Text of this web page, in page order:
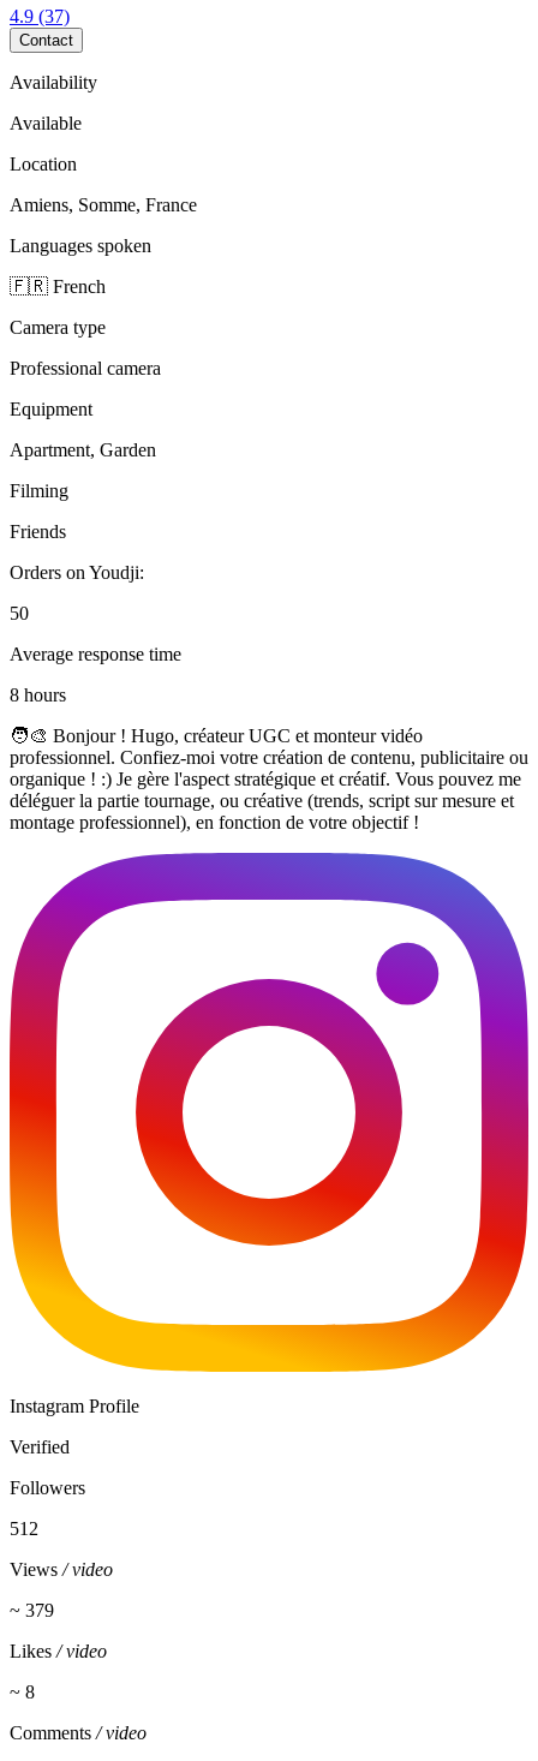
4.9 (37)
Contact
Availability
Available
Location
Amiens, Somme, France
Languages spoken
🇫🇷 French
Camera type
Professional camera
Equipment
Apartment, Garden
Filming
Friends
Orders on Youdji:
50
Average response time
8 hours
🧑‍🎨 Bonjour ! Hugo, créateur UGC et monteur vidéo
professionnel. Confiez-moi votre création de contenu, publicitaire ou
organique ! :) Je gère l'aspect stratégique et créatif. Vous pouvez me
déléguer la partie tournage, ou créative (trends, script sur mesure et
montage professionnel), en fonction de votre objectif !
Instagram Profile
Verified
Followers
512
Views / video
~ 379
Likes / video
~ 8
Comments / video